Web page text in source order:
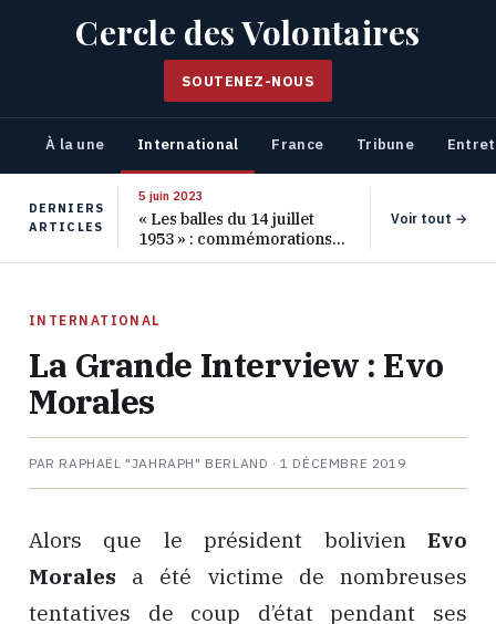
Cercle des Volontaires
SOUTENEZ-NOUS
À la une International France Tribune
DERNIERS
ARTICLES
5 juin 2023
« Les balles du 14 juillet
1953 » : commémorations
pour les 70 ans de ce
Voir tout →
INTERNATIONAL
La Grande Interview : Evo
Morales
PAR RAPHAËL "JAHRAPH" BERLAND ·1 DÉCEMBRE 2019
Alors que le président bolivien Evo
Morales a été victime de nombreuses
tentatives de coup d’état pendant ses